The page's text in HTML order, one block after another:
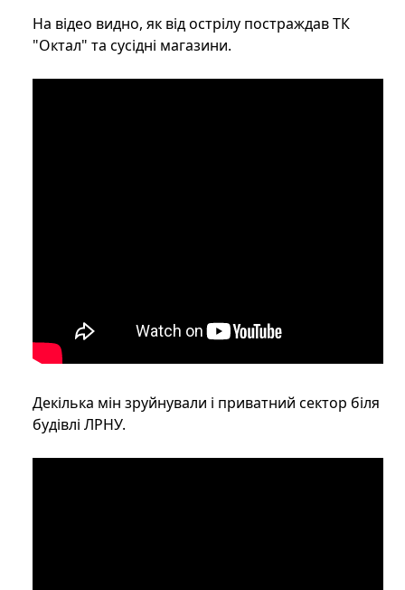
На відео видно, як від острілу постраждав ТК
"Октал" та сусідні магазини.
Декілька мін зруйнували і приватний сектор біля
будівлі ЛРНУ.